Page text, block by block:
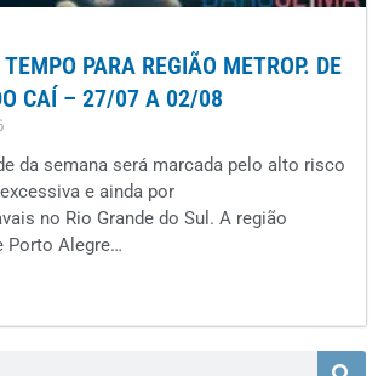
PARA REGIÃO METROP. DE
CAÍ – 27/07 A 02/08
da semana será marcada pelo alto risco
e ainda por
no Rio Grande do Sul. A região
Porto Alegre…